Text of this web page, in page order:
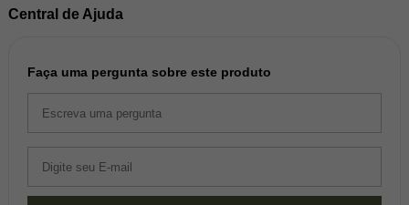
Central de Ajuda
Faça uma pergunta sobre este produto